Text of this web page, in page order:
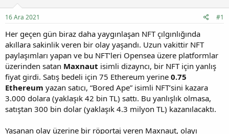
b
a
ş
a
t
a
n
ç
t
a
r
i
h
i
16 Ara 2021 #1
Her geçen gün biraz daha yaygınlaşan NFT çılgınlığında
akıllara sakinlik veren bir olay yaşandı. Uzun vakittir NFT
paylaşımları yapan ve bu NFT’leri Opensea üzere platformlar
üzerinden satan Maxnaut isimli dizayncı, bir NFT için yanlış
fiyat girdi. Satış bedeli için 75 Ethereum yerine 0.75
Ethereum yazan satıcı, “Bored Ape” isimli NFT’sini kazara
3.000 dolara (yaklaşık 42 bin TL) sattı. Bu yanlışlık olmasa,
satıştan 300 bin dolar (yaklaşık 4.3 milyon TL) kazanılacaktı.
Yaşanan olay üzerine bir röportaj veren Maxnaut, olayı